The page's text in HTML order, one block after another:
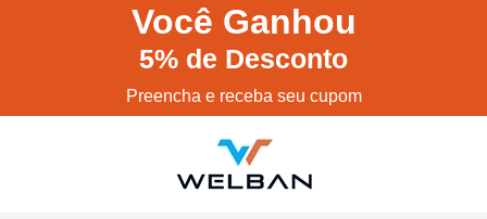
Você Ganhou
5% de Desconto
Preencha e receba seu cupom